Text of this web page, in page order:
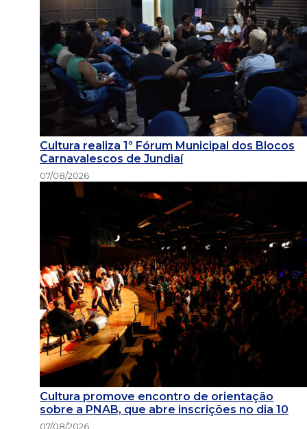
Cultura realiza 1º Fórum Municipal dos Blocos
Carnavalescos de Jundiaí
07/08/2026
Cultura promove encontro de orientação
sobre a PNAB, que abre inscrições no dia 10
07/08/2026